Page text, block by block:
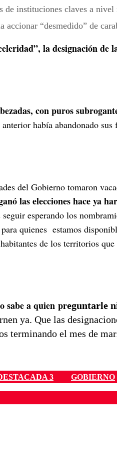
accionar “desmedido” de
la designación de
con puros
había abandonado
del Gobierno tomaron
las elecciones hace ya
esperando los
quienes estamos
de los territorios
sabe a quien preguntarle
ya. Que las
terminando el mes de
3 GOBIERNO